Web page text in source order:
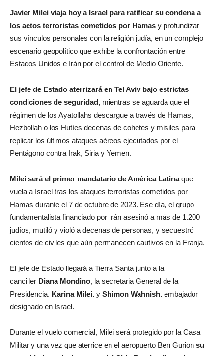
Javier Milei viaja hoy a Israel para ratificar su condena a
los actos terroristas cometidos por Hamas y profundizar
sus vínculos personales con la religión judía, en un complejo
escenario geopolítico que exhibe la confrontación entre
Estados Unidos e Irán por el control de Medio Oriente.
El jefe de Estado aterrizará en Tel Aviv bajo estrictas
condiciones de seguridad, mientras se aguarda que el
régimen de los Ayatollahs descargue a través de Hamas,
Hezbollah o los Hutíes decenas de cohetes y misiles para
replicar los últimos ataques aéreos ejecutados por el
Pentágono contra Irak, Siria y Yemen.
Milei será el primer mandatario de América Latinaque
vuela a Israel tras los ataques terroristas cometidos por
Hamas durante el 7 de octubre de 2023. Ese día, el grupo
fundamentalista financiado por Irán asesinó a más de 1.200
judíos, mutiló y violó a decenas de personas, y secuestró
cientos de civiles que aún permanecen cautivos en la Franja.
El jefe de Estado llegará a Tierra Santa junto a la
canciller Diana Mondino, la secretaria General de la
Presidencia, Karina Milei, y Shimon Wahnish, embajador
designado en Israel.
Durante el vuelo comercial, Milei será protegido por la Casa
Militar y una vez que aterrice en el aeropuerto Ben Gurion su